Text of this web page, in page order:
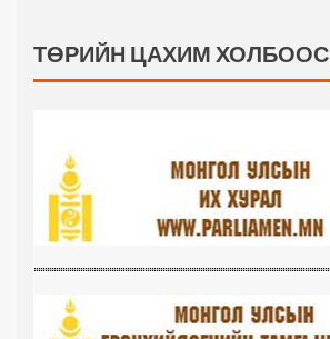
ТӨРИЙН ЦАХИМ ХОЛБООС